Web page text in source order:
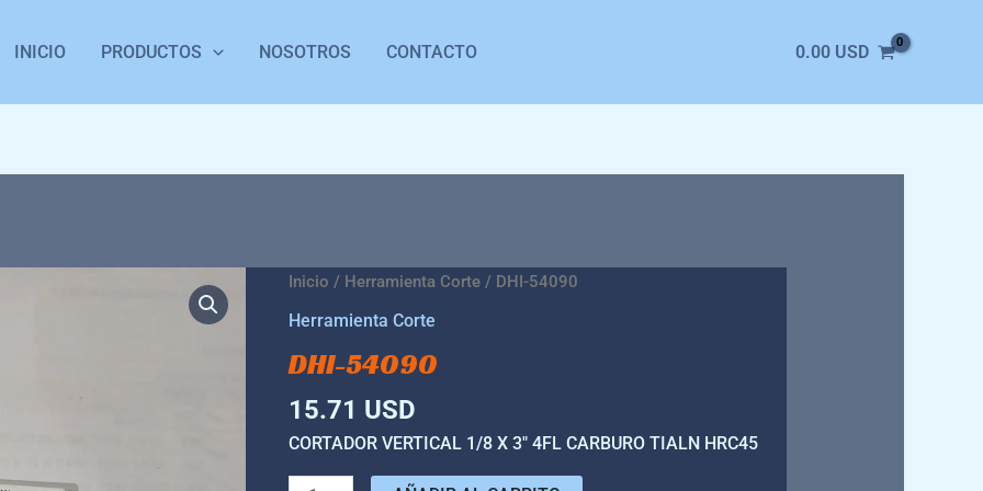
INICIO PRODUCTOS NOSOTROS CONTACTO 0.00 USD
Inicio / Herramienta Corte / DHI-54090
Herramienta Corte
DHI-54090
15.71 USD
CORTADOR VERTICAL 1/8 X 3″ 4FL CARBURO TIALN HRC45
DHI-
54090